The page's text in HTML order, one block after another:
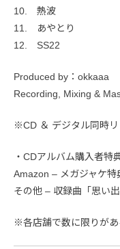
10. 熱波
11. あやとり
12. SS22
Produced by：okkaaa
Recording, Mixing &
※CD ＆ デジタル同時リ
・CDアルバム購入者特
Amazon – メガジャケ特
その他 – 収録曲「思い
※各店舗で数に限りがあ